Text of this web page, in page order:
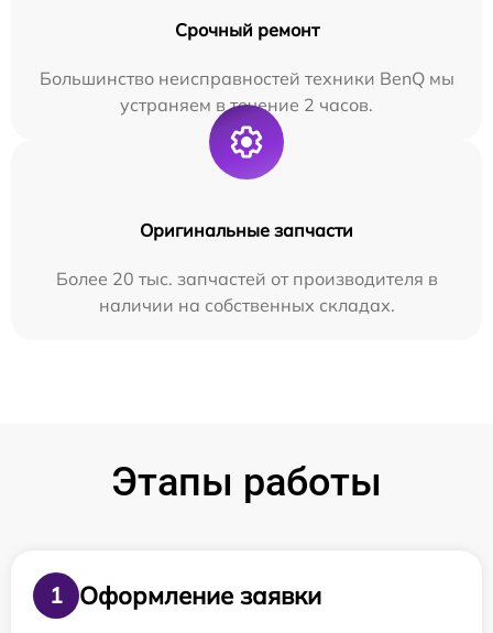
Срочный ремонт
Большинство неисправностей техники BenQ мы
устраняем в течение 2 часов.
Оригинальные запчасти
Более 20 тыс. запчастей от производителя в
наличии на собственных складах.
Этапы работы
1
Оформление заявки